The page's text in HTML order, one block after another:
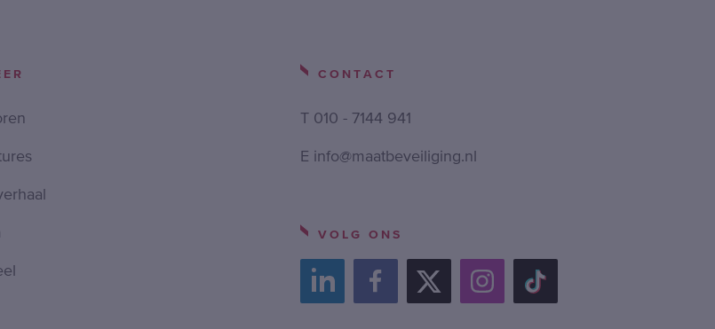
CONTACT
T 010 - 7144 941
E info@maatbeveiliging.nl
VOLG ONS